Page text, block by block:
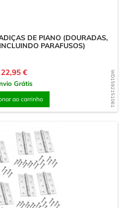
WD1592151061
DE PIANO (DOURADAS,
PARAFUSOS)
Preço
22,95 €
Grátis
ao carrinho